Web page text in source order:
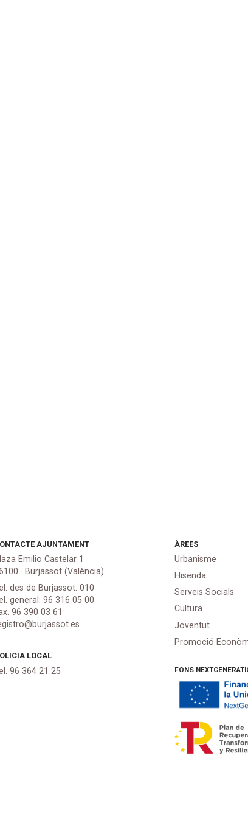
AJUNTAMENT
Emilio Castelar 1
· Burjassot (València)
des de Burjassot: 010
general: 96 316 05 00
96 390 03 61
LOCAL
96 364 21 25
ÀREES
Urbanisme
Hisenda
Serveis Socials
Cultura
Joventut
Promoció
FONS